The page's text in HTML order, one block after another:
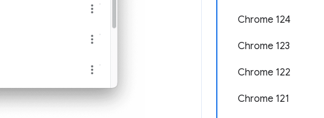
Chrome 124
Chrome 123
Chrome 122
Chrome 121